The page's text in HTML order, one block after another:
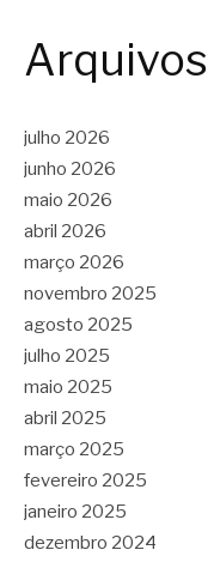
Arquivos
julho 2026
junho 2026
maio 2026
abril 2026
março 2026
novembro 2025
agosto 2025
julho 2025
maio 2025
abril 2025
março 2025
fevereiro 2025
janeiro 2025
dezembro 2024